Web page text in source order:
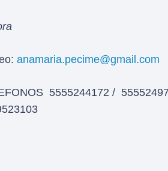
anamaria.pecime@gmail.com
5555244172 /